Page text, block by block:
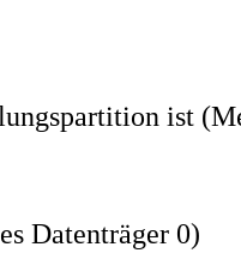
ist
Datenträger 0)